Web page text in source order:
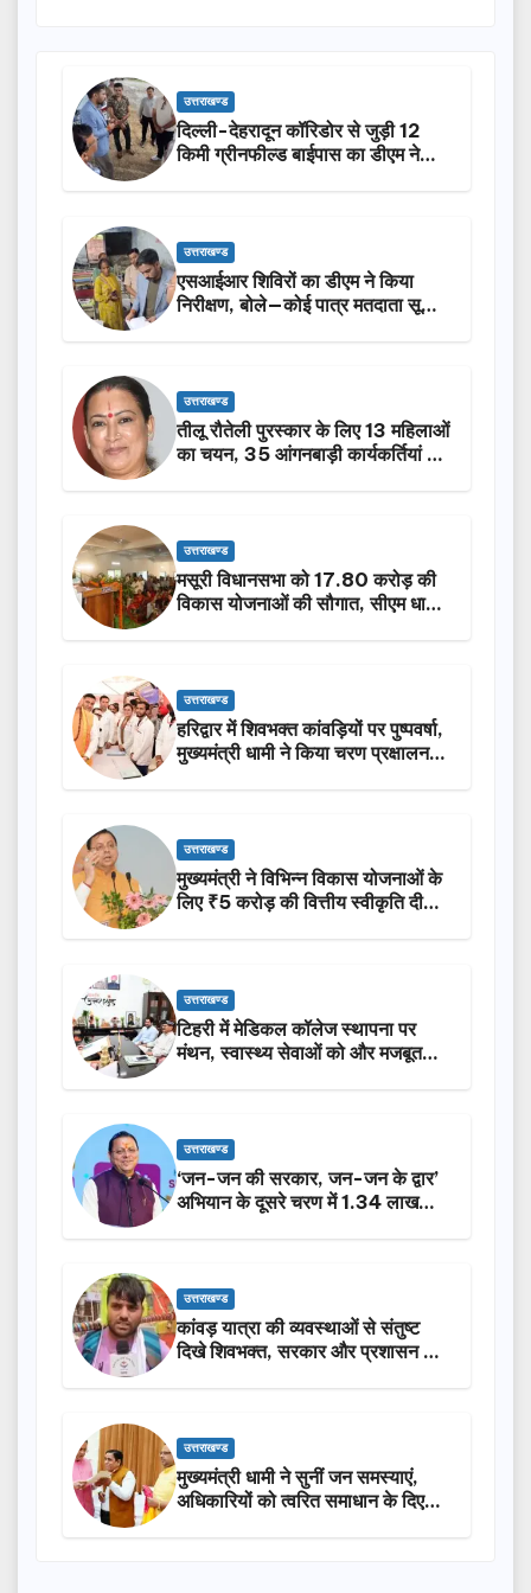
उत्तराखण्ड
दिल्ली-देहरादून कॉरिडोर से जुड़ी 12
किमी ग्रीनफील्ड बाईपास का डीएम ने
उत्तराखण्ड
एसआईआर शिविरों का डीएम ने किया
निरीक्षण, बोले—कोई पात्र मतदाता सूची
उत्तराखण्ड
तीलू रौतेली पुरस्कार के लिए 13 महिलाओं
का चयन, 35 आंगनबाड़ी कार्यकर्तियां भी
उत्तराखण्ड
मसूरी विधानसभा को 17.80 करोड़ की
विकास योजनाओं की सौगात, सीएम धामी
उत्तराखण्ड
हरिद्वार में शिवभक्त कांवड़ियों पर पुष्पवर्षा,
मुख्यमंत्री धामी ने किया चरण प्रक्षालन…
उत्तराखण्ड
मुख्यमंत्री ने विभिन्न विकास योजनाओं के
लिए ₹5 करोड़ की वित्तीय स्वीकृति दी…
उत्तराखण्ड
टिहरी में मेडिकल कॉलेज स्थापना पर
मंथन, स्वास्थ्य सेवाओं को और मजबूत
उत्तराखण्ड
‘जन-जन की सरकार, जन-जन के द्वार’
अभियान के दूसरे चरण में 1.34 लाख
उत्तराखण्ड
कांवड़ यात्रा की व्यवस्थाओं से संतुष्ट
दिखे शिवभक्त, सरकार और प्रशासन की
उत्तराखण्ड
मुख्यमंत्री धामी ने सुनीं जन समस्याएं,
अधिकारियों को त्वरित समाधान के दिए